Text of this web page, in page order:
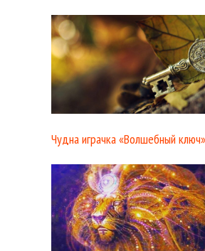
Чудна играчка «Волшебный